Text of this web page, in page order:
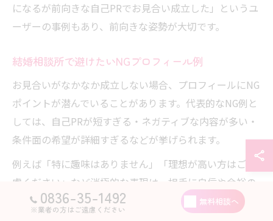
になるが前向きな自己PRでお見合い成立した」というユ
ーザーの事例もあり、前向きな姿勢が大切です。
結婚相談所で避けたいNGプロフィール例
お見合いがなかなか成立しない場合、プロフィールにNG
ポイントが潜んでいることがあります。代表的なNG例と
しては、自己PRが短すぎる・ネガティブな内容が多い・
条件面の希望が詳細すぎるなどが挙げられます。
例えば「特に趣味はありません」「理想が高い方はご遠
慮ください」など消極的な表現は、相手に自信や余裕の
なさを印象づけてしまいます。また、年収や容姿など条
0836-35-1492
※業者の方はご遠慮ください
無料相談へ